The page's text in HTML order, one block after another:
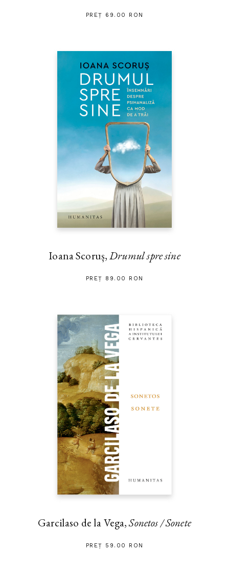
PREȚ 69.00 RON
Ioana Scoruș,Drumul spre sine
PREȚ 89.00 RON
Garcilaso de la Vega,Sonetos / Sonete
PREȚ 59.00 RON